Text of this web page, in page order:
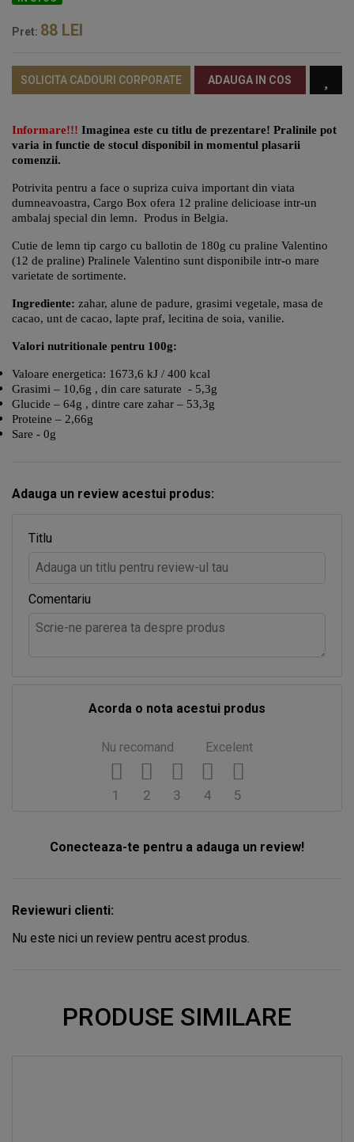
Pret: 88 LEI
SOLICITA CADOURI CORPORATE ADAUGA IN COS
Informare!!! Imaginea este cu titlu de prezentare! Pralinile pot
varia in functie de stocul disponibil in momentul plasarii
comenzii.
Potrivita pentru a face o supriza cuiva important din viata
dumneavoastra, Cargo Box ofera 12 praline delicioase intr-un
ambalaj special din lemn. Produs in Belgia.
Cutie de lemn tip cargo cu ballotin de 180g cu praline Valentino
(12 de praline) Pralinele Valentino sunt disponibile intr-o mare
varietate de sortimente.
Ingrediente: zahar, alune de padure, grasimi vegetale, masa de
cacao, unt de cacao, lapte praf, lecitina de soia, vanilie.
Valori nutritionale pentru 100g:
Valoare energetica: 1673,6 kJ / 400 kcal
Grasimi – 10,6g , din care saturate - 5,3g
Glucide – 64g , dintre care zahar – 53,3g
Proteine – 2,66g
Sare - 0g
Adauga un review acestui produs:
Titlu
Comentariu
Acorda o nota acestui produs
Nu recomand Excelent
5
4
3
2
1
Conecteaza-te pentru a adauga un review!
Reviewuri clienti:
Nu este nici un review pentru acest produs.
PRODUSE SIMILARE